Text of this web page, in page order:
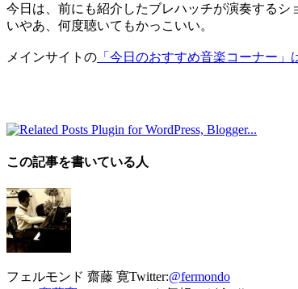
今日は、前にも紹介したブレハッチが演奏するシ
いやあ、何度聴いてもかっこいい。
メインサイトの 「今日のおすすめ音楽コーナー」
この記事を書いている人
フェルモンド 齋藤 寛Twitter:@fermondo